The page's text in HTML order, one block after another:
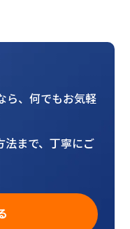
ら、何でもお気軽
法まで、丁寧にご